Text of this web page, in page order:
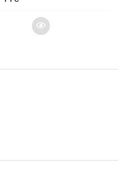
Ce
produit
variations.
page